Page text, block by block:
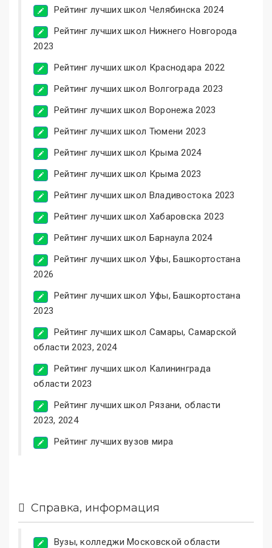
Рейтинг лучших школ Челябинска 2024
Рейтинг лучших школ Нижнего Новгорода
2023
Рейтинг лучших школ Краснодара 2022
Рейтинг лучших школ Волгограда 2023
Рейтинг лучших школ Воронежа 2023
Рейтинг лучших школ Тюмени 2023
Рейтинг лучших школ Крыма 2024
Рейтинг лучших школ Крыма 2023
Рейтинг лучших школ Владивостока 2023
Рейтинг лучших школ Хабаровска 2023
Рейтинг лучших школ Барнаула 2024
Рейтинг лучших школ Уфы, Башкортостана
2026
Рейтинг лучших школ Уфы, Башкортостана
2023
Рейтинг лучших школ Самары, Самарской
области 2023, 2024
Рейтинг лучших школ Калининграда
области 2023
Рейтинг лучших школ Рязани, области
2023, 2024
Рейтинг лучших вузов мира
Справка, информация
Вузы, колледжи Московской области